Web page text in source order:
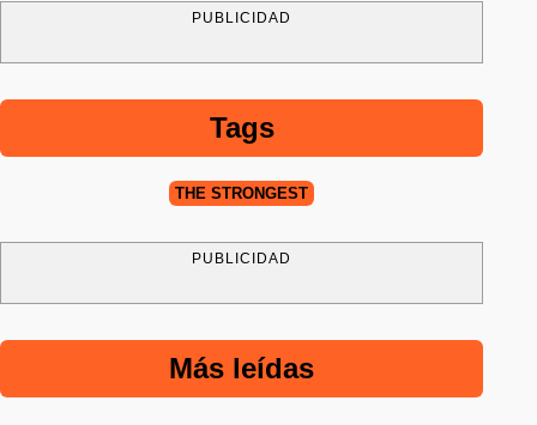
PUBLICIDAD
Tags
THE STRONGEST
PUBLICIDAD
Más leídas